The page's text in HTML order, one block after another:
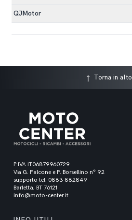
QJMotor
Torna in alto
P.IVA IT06879960729
Via G. Falcone e P. Borsellino n° 92
supporto tel. 0883 882849
Barletta, BT 76121
info@moto-center.it